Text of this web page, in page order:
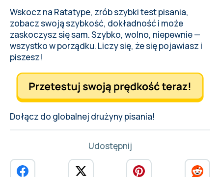
Wskocz na Ratatype, zrób szybki test pisania,
zobacz swoją szybkość, dokładność i może
zaskoczysz się sam. Szybko, wolno, niepewnie —
wszystko w porządku. Liczy się, że się pojawiasz i
piszesz!
Dołącz do globalnej drużyny pisania!
Udostępnij